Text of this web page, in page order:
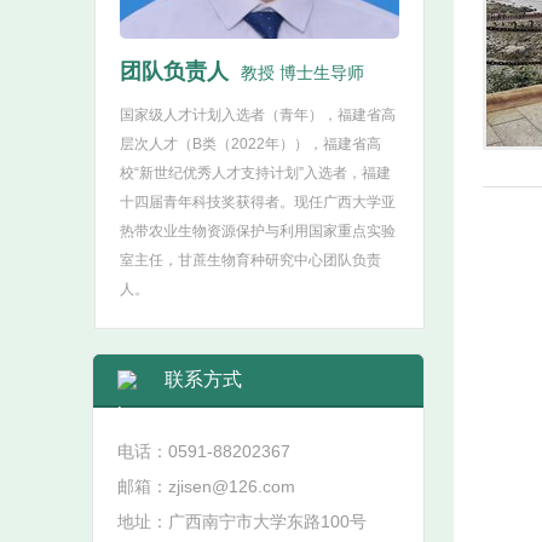
团队负责人 教授 博士生导师
国家级人才计划入选者（青年），福建省高
层次人才（B类（2022年）），福建省高
校“新世纪优秀人才支持计划”入选者，福建
十四届青年科技奖获得者。现任广西大学亚
热带农业生物资源保护与利用国家重点实验
室主任，甘蔗生物育种研究中心团队负责
人。
联系方式
电话：0591-88202367
邮箱：zjisen@126.com
地址：广西南宁市大学东路100号